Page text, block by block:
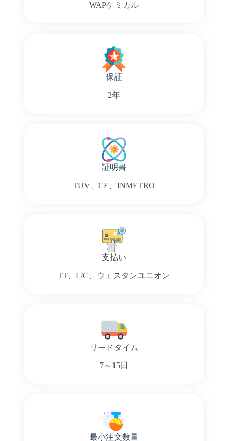
WAPケミカル
保証
2年
証明書
TUV、CE、INMETRO
支払い
TT、L/C、ウェスタンユニオン
リードタイム
7～15日
最小注文数量